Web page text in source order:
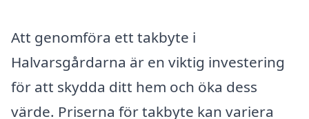
Att genomföra ett takbyte i
Halvarsgårdarna är en viktig investering
för att skydda ditt hem och öka dess
värde. Priserna för takbyte kan variera